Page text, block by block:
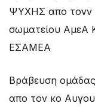
ΨΥΧΗΣ απο τονν
σωματείου ΑμεΑ
ΕΣΑΜΕΑ
Βράβευση
απο τον κο